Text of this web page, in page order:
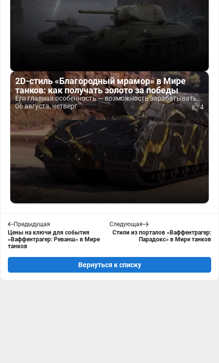
2D-стиль «Благородный мрамор» в Мире
танков: как получать золото за победы
Его главная особенность — возможность зарабатывать...
06 августа, четверг
4
Предыдущая
Цены на ключи для события
«Ваффентрагер: Реванш» в Мире
танков
Следующая
Стили из порталов «Ваффентрагер:
Парадокс» в Мире танков
Вернуться к списку